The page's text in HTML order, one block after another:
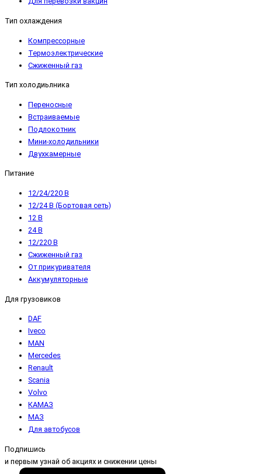
Тип охлаждения
Компрессорные
Термоэлектрические
Сжиженный газ
Тип холодиьлника
Переносные
Встраиваемые
Подлокотник
Мини-холодильники
Двухкамерные
Питание
12/24/220 В
12/24 В (Бортовая сеть)
12 В
24 В
12/220 В
Сжиженный газ
От прикуривателя
Аккумуляторные
Для грузовиков
DAF
Iveco
MAN
Mercedes
Renault
Scania
Volvo
КАМАЗ
МАЗ
Для автобусов
Подпишись
и первым узнай об акциях и снижении цены